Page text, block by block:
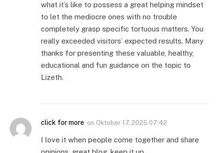
what it’s like to possess a great helping mindset
to let the mediocre ones with no trouble
completely grasp specific tortuous matters. You
really exceeded visitors’ expected results. Many
thanks for presenting these valuable, healthy,
educational and fun guidance on the topic to
Lizeth.
click for more on Oktober 17, 2025 07:42
I love it when people come together and share